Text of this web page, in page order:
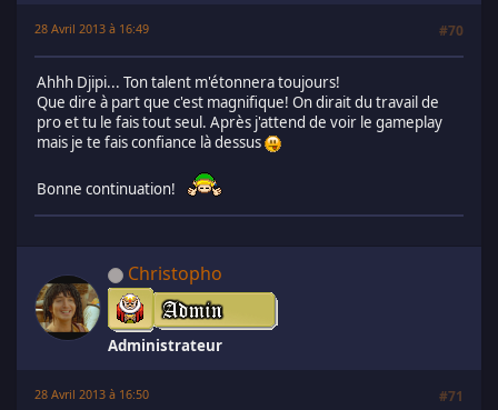
28 Avril 2013 à 16:49 #70
Ahhh Djipi... Ton talent m'étonnera toujours!
Que dire à part que c'est magnifique! On dirait du travail de
pro et tu le fais tout seul. Après j'attend de voir le gameplay
mais je te fais confiance là dessus
Bonne continuation!
Christopho
Administrateur
28 Avril 2013 à 16:50 #71